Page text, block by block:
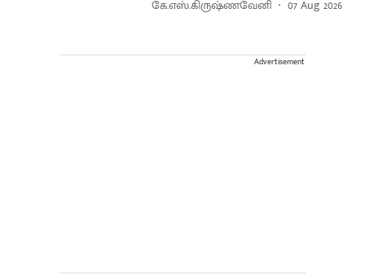
கே.எஸ்.கிருஷ்ணவேனி 07 Aug 2026
Advertisement